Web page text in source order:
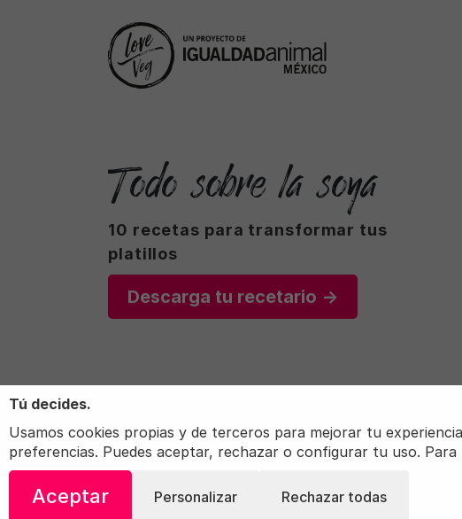
Todo sobre la soya
10 recetas para transformar tus
platillos
Descarga tu recetario →
Tú decides.
Usamos cookies propias y de terceros para mejorar tu
preferencias. Puedes aceptar, rechazar o configurar tu uso.
Aceptar Personalizar Rechazar todas